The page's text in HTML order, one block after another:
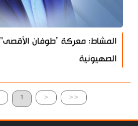
المشاط: معركة "طوفان
الصهيونية
1 < <<